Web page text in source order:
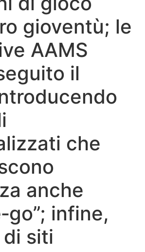
gioventù; le
AAMS
il
che
anche
infine,
di siti